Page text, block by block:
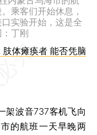
乘客们开始休息，
实验开始，这是全
丁刚
肢体瘫痪者 能否凭脑
波音737客机飞向
的航班一天早晚两